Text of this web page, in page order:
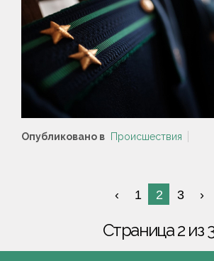
Опубликовано в Происшествия
1 2 3
Страница 2 из